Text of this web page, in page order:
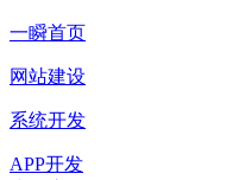
一瞬首页
网站建设
系统开发
APP开发